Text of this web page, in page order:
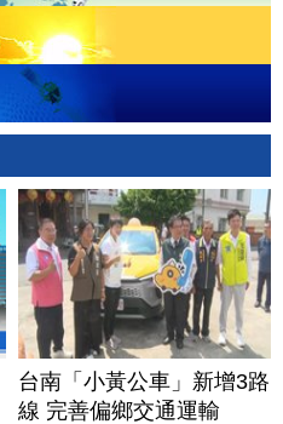
台南「小黃公車」新增3路
線 完善偏鄉交通運輸